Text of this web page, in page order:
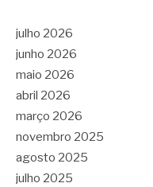
julho 2026
junho 2026
maio 2026
abril 2026
março 2026
novembro 2025
agosto 2025
julho 2025